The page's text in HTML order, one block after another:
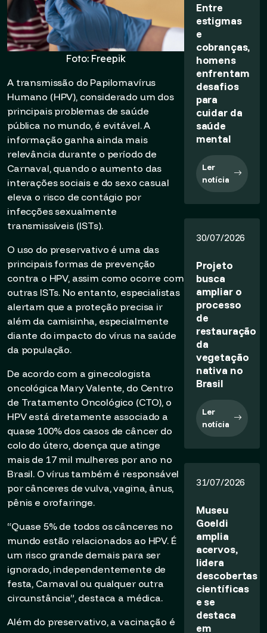
Foto: Freepik
A transmissão do Papilomavírus
Humano (HPV), considerado um dos
principais problemas de saúde
pública no mundo, é evitável. A
informação ganha ainda mais
relevância durante o período de
Carnaval, quando o aumento das
interações sociais e do sexo casual
eleva o risco de contágio por
infecções sexualmente
transmissíveis (ISTs).
O uso do preservativo é uma das
principais formas de prevenção
contra o HPV, assim como ocorre com
outras ISTs. No entanto, especialistas
alertam que a proteção precisa ir
além da camisinha, especialmente
diante do impacto do vírus na saúde
da população.
De acordo com a ginecologista
oncológica Mary Valente, do Centro
de Tratamento Oncológico (CTO), o
HPV está diretamente associado a
quase 100% dos casos de câncer do
colo do útero, doença que atinge
mais de 17 mil mulheres por ano no
Brasil. O vírus também é responsável
por cânceres de vulva, vagina, ânus,
pênis e orofaringe.
“Quase 5% de todos os cânceres no
mundo estão relacionados ao HPV. É
um risco grande demais para ser
ignorado, independentemente de
festa, Carnaval ou qualquer outra
circunstância”, destaca a médica.
Além do preservativo, a vacinação é
Entre
estigmas
e
cobranças,
homens
enfrentam
desafios
para
cuidar da
saúde
mental
Ler
notícia
30/07/2026
Projeto
busca
ampliar o
processo
de
restauração
da
vegetação
nativa no
Brasil
Ler
notícia
31/07/2026
Museu
Goeldi
amplia
acervos,
lidera
descobertas
científicas
e se
destaca
em